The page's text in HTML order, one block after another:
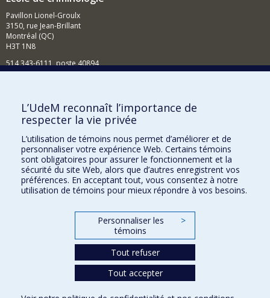
Pavillon Lionel-Groulx
3150, rue Jean-Brillant
Montréal (QC)
H3T 1N8
514 343-6111, poste 40894
Comment soutenir l'École?
BESOIN D'AIDE?
Plan du site
Signaler une erreur
Accessibilité
FACULTÉ DES ARTS ET DES SCIENCES
Nos départements et écoles
L’UdeM reconnaît l’importance de
respecter la vie privée
L’utilisation de témoins nous permet d’améliorer et de
personnaliser votre expérience Web. Certains témoins
sont obligatoires pour assurer le fonctionnement et la
sécurité du site Web, alors que d’autres enregistrent vos
préférences. En acceptant tout, vous consentez à notre
utilisation de témoins pour mieux répondre à vos besoins.
Personnaliser les
témoins
>
Tout refuser
Tout accepter